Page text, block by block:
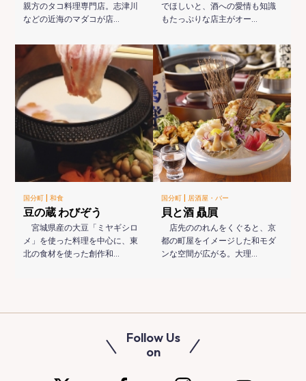
親方のタコ料理専門店。志津川
などの近海のマダコが店…
でほしいと、酒への愛情も知識
もたっぷりな店主がオー…
国分町 |和食
豆の蔵 わびぞう
宮城県産の大豆「ミヤギシロ
メ」を使った料理を中心に、東
北の食材を使った創作和…
国分町 | 居酒屋・バー
貝と酒 贔屓
店先ののれんをくぐると、京
都の町屋をイメージした和モダ
ンな空間が広がる。大理…
Follow Us
on